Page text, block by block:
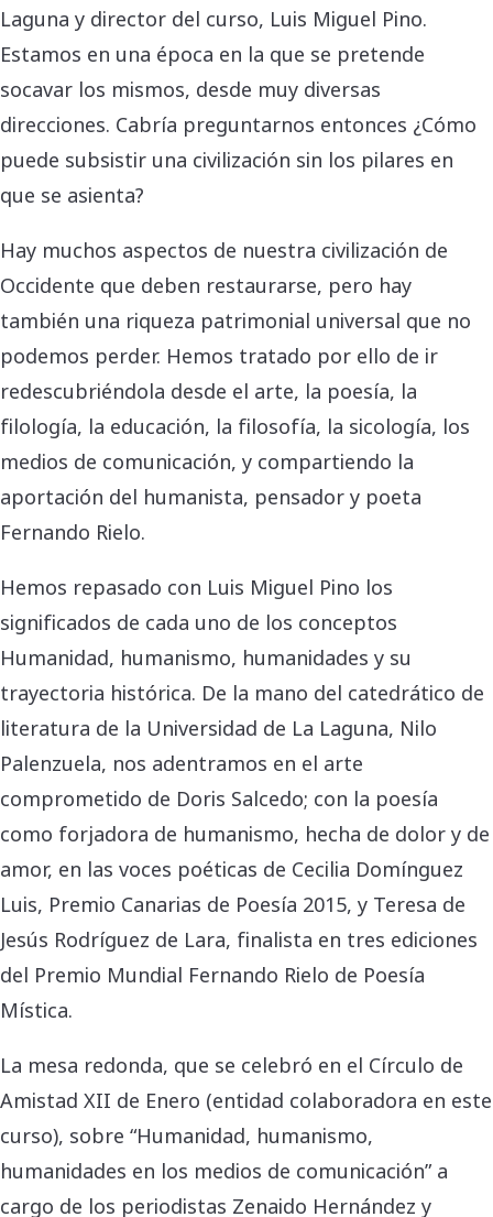
Laguna y director del curso, Luis Miguel Pino.
Estamos en una época en la que se pretende
socavar los mismos, desde muy diversas
direcciones. Cabría preguntarnos entonces ¿Cómo
puede subsistir una civilización sin los pilares en
que se asienta?
Hay muchos aspectos de nuestra civilización de
Occidente que deben restaurarse, pero hay
también una riqueza patrimonial universal que no
podemos perder. Hemos tratado por ello de ir
redescubriéndola desde el arte, la poesía, la
filología, la educación, la filosofía, la sicología, los
medios de comunicación, y compartiendo la
aportación del humanista, pensador y poeta
Fernando Rielo.
Hemos repasado con Luis Miguel Pino los
significados de cada uno de los conceptos
Humanidad, humanismo, humanidades y su
trayectoria histórica. De la mano del catedrático de
literatura de la Universidad de La Laguna, Nilo
Palenzuela, nos adentramos en el arte
comprometido de Doris Salcedo; con la poesía
como forjadora de humanismo, hecha de dolor y de
amor, en las voces poéticas de Cecilia Domínguez
Luis, Premio Canarias de Poesía 2015, y Teresa de
Jesús Rodríguez de Lara, finalista en tres ediciones
del Premio Mundial Fernando Rielo de Poesía
Mística.
La mesa redonda, que se celebró en el Círculo de
Amistad XII de Enero (entidad colaboradora en este
curso), sobre “Humanidad, humanismo,
humanidades en los medios de comunicación” a
cargo de los periodistas Zenaido Hernández y